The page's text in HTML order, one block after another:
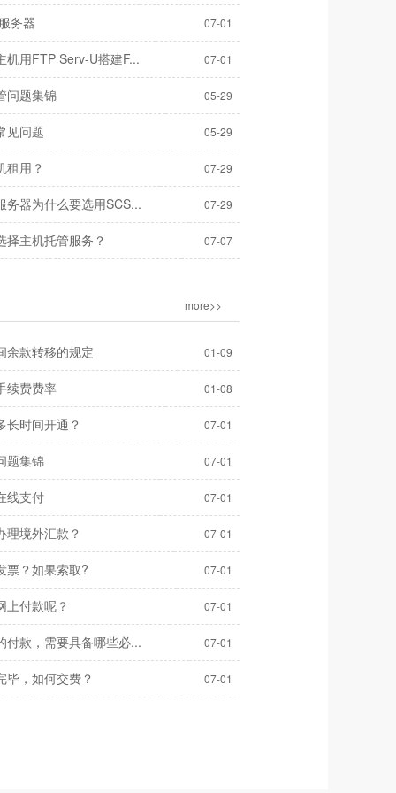
务器 07-01
机用FTP Serv-U搭建F... 07-01
问题集锦 05-29
见问题 05-29
租用？ 07-29
务器为什么要选用SCS... 07-29
择主机托管服务？ 07-07
more>>
余款转移的规定 01-09
续费费率 01-08
长时间开通？ 07-01
题集锦 07-01
线支付 07-01
理境外汇款？ 07-01
票？如果索取? 07-01
上付款呢？ 07-01
付款，需要具备哪些必... 07-01
毕，如何交费？ 07-01